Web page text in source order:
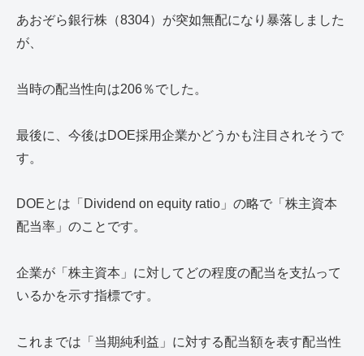
あおぞら銀行株（8304）が突如無配になり暴落しました
が、
当時の配当性向は206％でした。
最後に、今後はDOE採用企業かどうかも注目されそうで
す。
DOEとは「Dividend on equity ratio」の略で「株主資本
配当率」のことです。
企業が「株主資本」に対してどの程度の配当を支払って
いるかを示す指標です。
これまでは「当期純利益」に対する配当額を表す配当性